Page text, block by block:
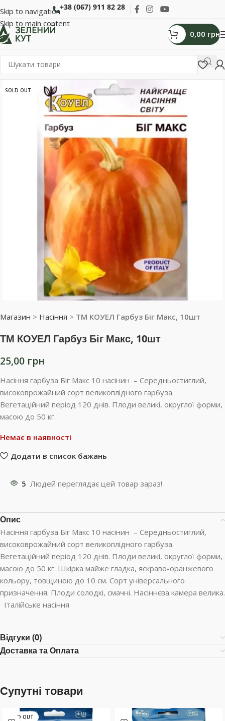
Skip to navigation
Skip to main content
+38 (067) 911 82 28
0,00 грн
SOLD OUT
Магазин > Насіння > ТМ КОУЕЛ Гарбуз Біг Макс, 10шт
ТМ КОУЕЛ Гарбуз Біг Макс, 10шт
25,00 грн
Насіння гарбуза Біг Макс 10 насінин – Середньостиглий,
високоврожайний сорт великоплідного гарбуза.
Вегетаційний період 120 днів. Плоди великі, округлої форми,
масою до 50 кг.
Немає в наявності
Додати в список бажань
5 Людей переглядає цей товар зараз!
Опис
Насіння гарбуза Біг Макс 10 насінин – Середньостиглий,
високоврожайний сорт великоплідного гарбуза.
Вегетаційний період 120 днів. Плоди великі, округлої форми,
масою до 50 кг. Шкірка майже гладка, яскраво-оранжевого
кольору, товщиною до 10 см. Сорт універсального
призначення. Плоди солодкі, смачні. Насіннєва камера велика.
Італійське насіння
Відгуки (0)
Доставка та Оплата
Супутні товари
SOLD OUT